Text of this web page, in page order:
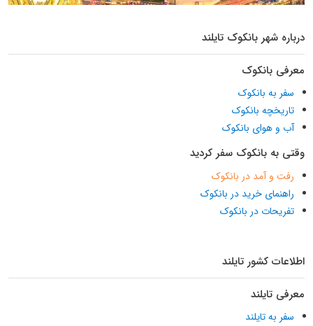
درباره شهر بانکوک تایلند
معرفی بانکوک
سفر به بانکوک
تاریخچه بانکوک
آب و هوای بانکوک
وقتی به بانکوک سفر کردید
رفت و آمد در بانکوک
راهنمای خرید در بانکوک
تفریحات در بانکوک
اطلاعات کشور تایلند
معرفی تایلند
سفر به تایلند